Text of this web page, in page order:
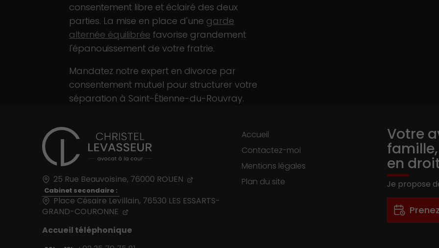
consentement libre et éclairé des deux
parties. La mise en place d'une garde
alternée équilibrée favorise grandement
l'épanouissement de votre fratrie.
Mandatez notre expert en divorce par
consentement mutuel pour structurer votre
séparation à Saint-Étienne-du-Rouvray.
25 Rue Beauvoisine, 76000 ROUEN
Cabinet secondaire :
Place Césaire Levillain, 76530 LES ESSARTS-
GRAND-COURONNE
Accueil téléphonique
Accueil
Contactez-moi
Mentions légales
Plan du site
Votre
en
Je propose